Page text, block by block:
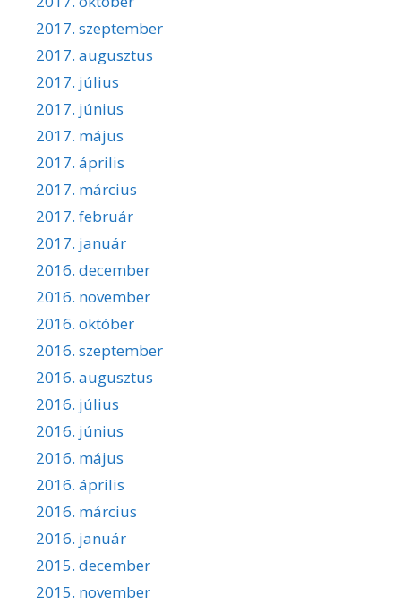
2017. szeptember
2017. augusztus
2017. július
2017. június
2017. május
2017. április
2017. március
2017. február
2017. január
2016. december
2016. november
2016. október
2016. szeptember
2016. augusztus
2016. július
2016. június
2016. május
2016. április
2016. március
2016. január
2015. december
2015. november